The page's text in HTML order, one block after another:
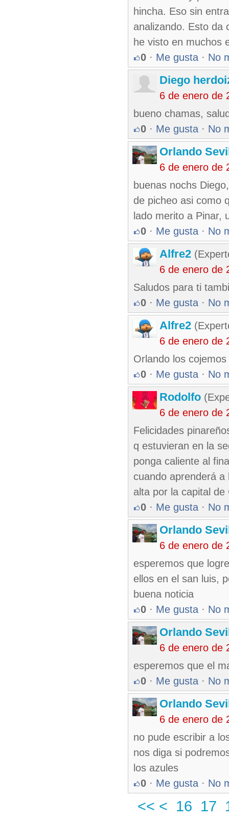
hincha. Eso sin
analizando. Esto da
he visto en muchos
0 · Me gusta · No
Diego
6 de enero de
bueno chamas,
0 · Me gusta · No
Orlando
6 de enero de
buenas nochs
de picheo asi como
lado merito a Pinar,
0 · Me gusta · No
Alfre2
6 de enero de
Saludos para ti
0 · Me gusta · No
Alfre2
6 de enero de
Orlando los
0 · Me gusta · No
Rodolfo
6 de enero de
Felicidades
q estuvieran en la
ponga caliente al
cuando aprenderá
alta por la capital
0 · Me gusta · No
Orlando
6 de enero de
esperemos que
ellos en el san luis,
buena noticia
0 · Me gusta · No
Orlando
6 de enero de
esperemos que el
0 · Me gusta · No
Orlando
6 de enero de
no pude escribir a
nos diga si
los azules
0 · Me gusta · No
<< < 16 17